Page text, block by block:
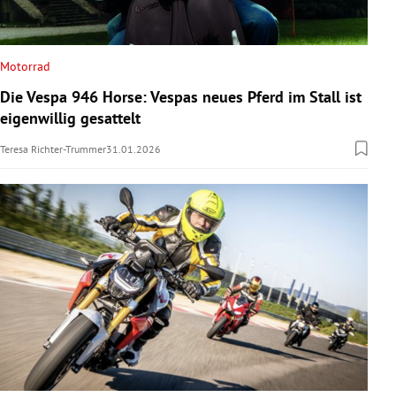
Motorrad
Die Vespa 946 Horse: Vespas neues Pferd im Stall ist
eigenwillig gesattelt
Teresa Richter-Trummer31.01.2026